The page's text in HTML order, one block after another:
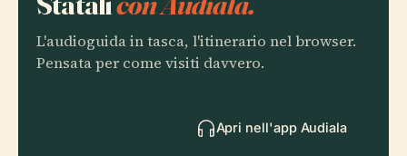
L'audioguida in tasca, l'itinerario nel browser.
Pensata per come visiti davvero.
Apri nell'app Audiala